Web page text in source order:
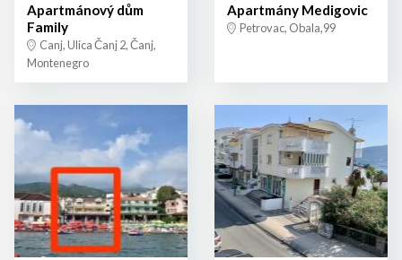
Apartmánový dům
Family
Canj, Ulica Čanj 2, Čanj,
Montenegro
Apartmány Medigovic
Petrovac, Obala,99